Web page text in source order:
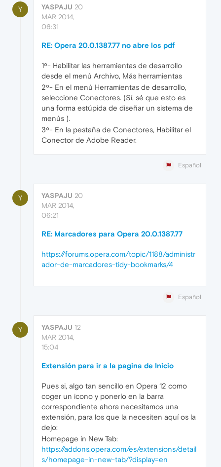
Y YASPAJU 20
MAR 2014,
06:31
RE: Opera 20.0.1387.77 no abre los pdf
1º- Habilitar las herramientas de desarrollo
desde el menú Archivo, Más herramientas
2º- En el menú Herramientas de desarrollo,
seleccione Conectores. (Sí, sé que esto es
una forma estúpida de diseñar un sistema de
menús ).
3º- En la pestaña de Conectores, Habilitar el
Conector de Adobe Reader.
Español
Y YASPAJU 20
MAR 2014,
06:21
RE: Marcadores para Opera 20.0.1387.77
https://forums.opera.com/topic/1188/administr
ador-de-marcadores-tidy-bookmarks/4
Español
Y YASPAJU 12
MAR 2014,
15:04
Extensión para ir a la pagina de Inicio
Pues si, algo tan sencillo en Opera 12 como
coger un icono y ponerlo en la barra
correspondiente ahora necesitamos una
extensión, para los que la necesiten aquí os la
dejo:
Homepage in New Tab:
https://addons.opera.com/es/extensions/detail
s/homepage-in-new-tab/?display=en